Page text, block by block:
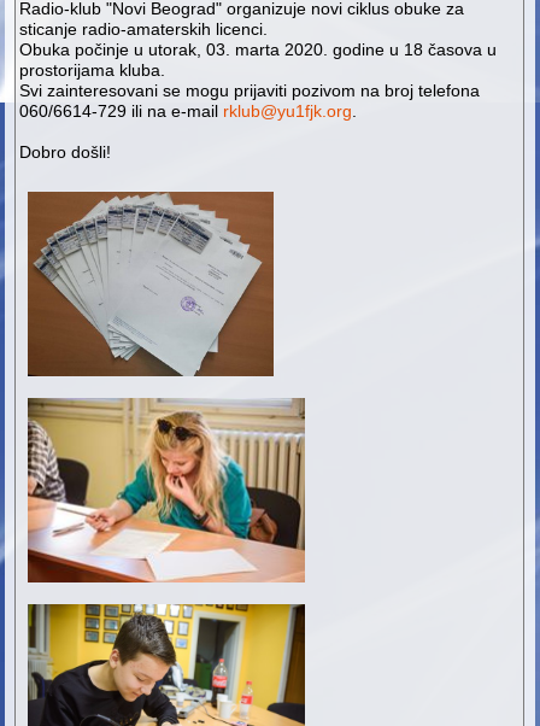
Radio-klub "Novi Beograd" organizuje novi ciklus obuke za
sticanje radio-amaterskih licenci.
Obuka počinje u utorak, 03. marta 2020. godine u 18 časova u
prostorijama kluba.
Svi zainteresovani se mogu prijaviti pozivom na broj telefona
060/6614-729 ili na e-mail rklub@yu1fjk.org
Dobro došli!